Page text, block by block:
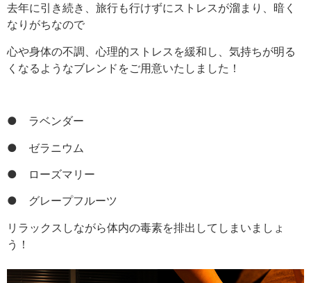
去年に引き続き、旅行も行けずにストレスが溜まり、暗く
なりがちなので
心や身体の不調、心理的ストレスを緩和し、気持ちが明る
くなるようなブレンドをご用意いたしました！
● ラベンダー
● ゼラニウム
● ローズマリー
● グレープフルーツ
リラックスしながら体内の毒素を排出してしまいましょ
う！